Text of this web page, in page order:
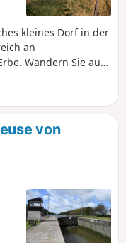
kleines Dorf in der
an
Wandern Sie auf
von